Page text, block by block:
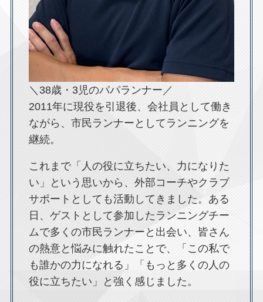
＼38歳・3児のパパランナー／
2011年に現役を引退後、会社員として働き
ながら、市民ランナーとしてランニングを
継続。
これまで「人の役に立ちたい、力になりた
い」という思いから、外部コーチやクラブ
サポートとしても活動してきました。ある
日、ゲストとして参加したランニングチー
ムで多くの市民ランナーと出会い、皆さん
の熱意と悩みに触れたことで、「この私で
も誰かの力になれる」「もっと多くの人の
役に立ちたい」と強く感じました。